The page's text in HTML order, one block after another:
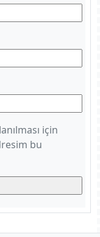
için
bu